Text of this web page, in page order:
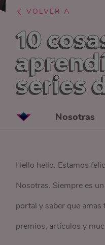
VOLVER A
10
series
Nosotras
Hello hello. Estamos
Nosotras. Siempre es
portal y saber que
premios, artículos y